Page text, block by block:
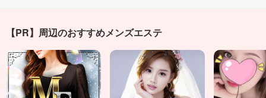
【PR】周辺のおすすめメンズエステ